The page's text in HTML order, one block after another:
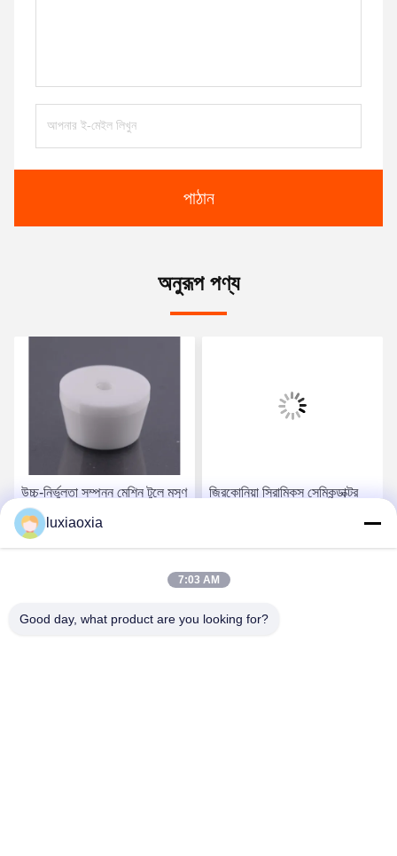
পাঠান
অনুরূপ পণ্য
উচ্চ-নির্ভুলতা সম্পন্ন মেশিন টুলে মসৃণ
এবং নির্ভুল গতির জন্য সুক্ষ্মভাবে তৈরি
জিরকোনিয়া সিরামিক
জিরকোনিয়া সিরামিকস সেমিকন্ডাক্টর
luxiaoxia
7:03 AM
Good day, what product are you looking for?